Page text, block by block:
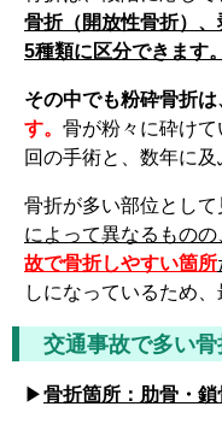
骨折（開放性骨折）
5種類に区分できます。
その中でも粉砕骨折は
す。 骨が粉々に砕け
回の手術と、数年に及
骨折が多い部位として
によって異なるものの
故で骨折しやすい箇所
しになっているため
交通事故で多い
▶骨折箇所：肋骨・鎖